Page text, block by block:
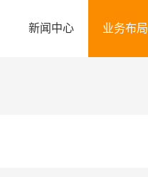
新闻中心 业务布局